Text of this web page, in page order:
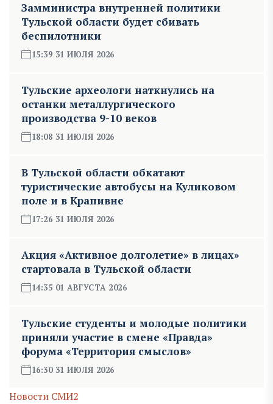
Замминистра внутренней политики
Тульской области будет сбивать
беспилотники
15:39 31 ИЮЛЯ 2026
Тульские археологи наткнулись на
останки металлургического
производства 9-10 веков
18:08 31 ИЮЛЯ 2026
В Тульской области обкатают
туристические автобусы на Куликовом
поле и в Крапивне
17:26 31 ИЮЛЯ 2026
Акция «Активное долголетие» в лицах»
стартовала в Тульской области
14:35 01 АВГУСТА 2026
Тульские студенты и молодые политики
приняли участие в смене «Правда»
форума «Территория смыслов»
16:30 31 ИЮЛЯ 2026
Новости СМИ2